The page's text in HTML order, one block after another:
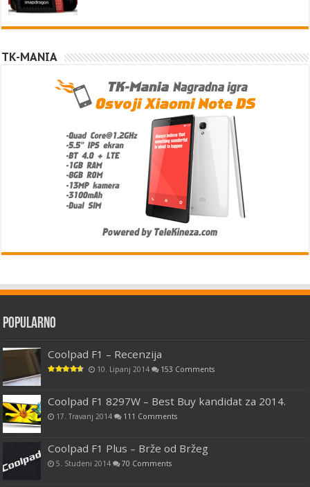
TK-MANIA
Popularno
Coolpad F1 – Recenzija
10. Lipanj 2014 153 Comments
Coolpad F1 8297W – Best Buy kandidat za 2014.
17. Travanj 2014 111 Comments
Coolpad F1 Plus – Brže od Bržeg
5. Studeni 2014 70 Comments